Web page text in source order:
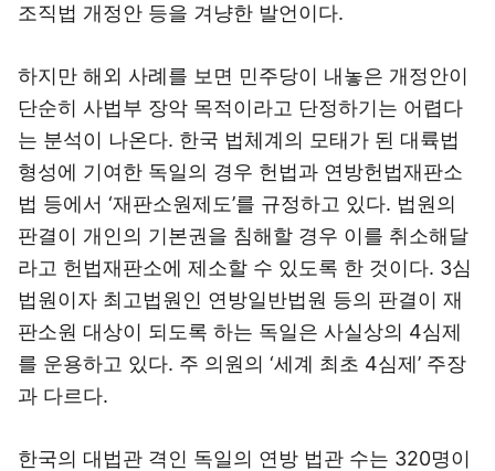
조직법 개정안 등을 겨냥한 발언이다.
하지만 해외 사례를 보면 민주당이 내놓은 개정안이
단순히 사법부 장악 목적이라고 단정하기는 어렵다
는 분석이 나온다. 한국 법체계의 모태가 된 대륙법
형성에 기여한 독일의 경우 헌법과 연방헌법재판소
법 등에서 ‘재판소원제도’를 규정하고 있다. 법원의
판결이 개인의 기본권을 침해할 경우 이를 취소해달
라고 헌법재판소에 제소할 수 있도록 한 것이다. 3심
법원이자 최고법원인 연방일반법원 등의 판결이 재
판소원 대상이 되도록 하는 독일은 사실상의 4심제
를 운용하고 있다. 주 의원의 ‘세계 최초 4심제’ 주장
과 다르다.
한국의 대법관 격인 독일의 연방 법관 수는 320명이